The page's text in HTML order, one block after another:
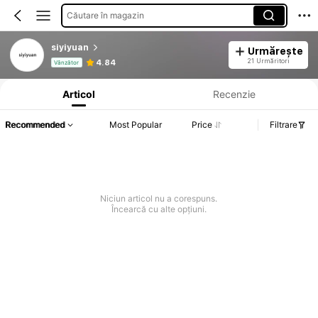
Căutare în magazin
siyiyuan
Vânzător 4.84
Urmărește
21 Urmăritori
Informații despre produs: Divulgarea prețului, detalii privind vânzările și stocul.
Articol Recenzie
Recommended Most Popular Price Filtrare
Niciun articol nu a corespuns.
Încearcă cu alte opțiuni.